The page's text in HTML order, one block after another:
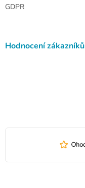
GDPR
Hodnocení zákazníků